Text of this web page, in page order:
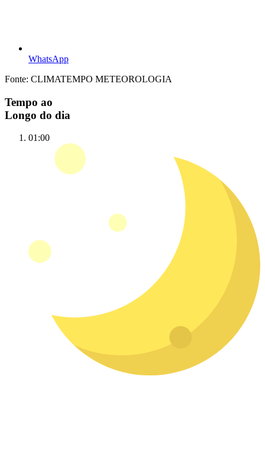
WhatsApp
Fonte: CLIMATEMPO METEOROLOGIA
Tempo ao
Longo do dia
01:00